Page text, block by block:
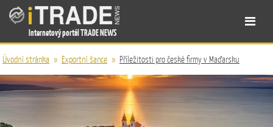
Internetový portál TRADE NEWS
Úvodní stránka » Exportní šance » Příležitosti pro české firmy v Maďarsku